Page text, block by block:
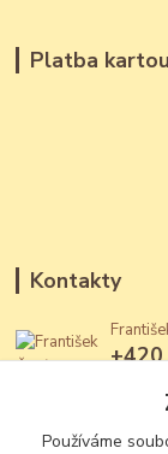
Platba kartou
Kontakty
Používáme